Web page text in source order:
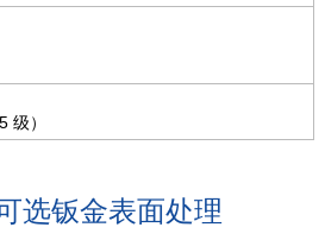
级）
选钣金表面处理